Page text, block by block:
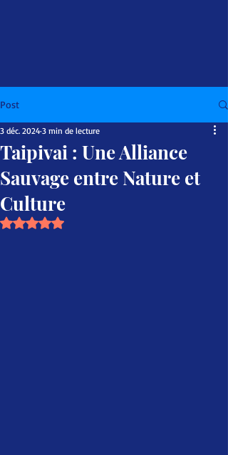
Post
Taipivai : Une Alliance
Sauvage entre Nature et
Culture
3 déc. 2024 3 min de lecture
Noté NaN étoiles sur 5.